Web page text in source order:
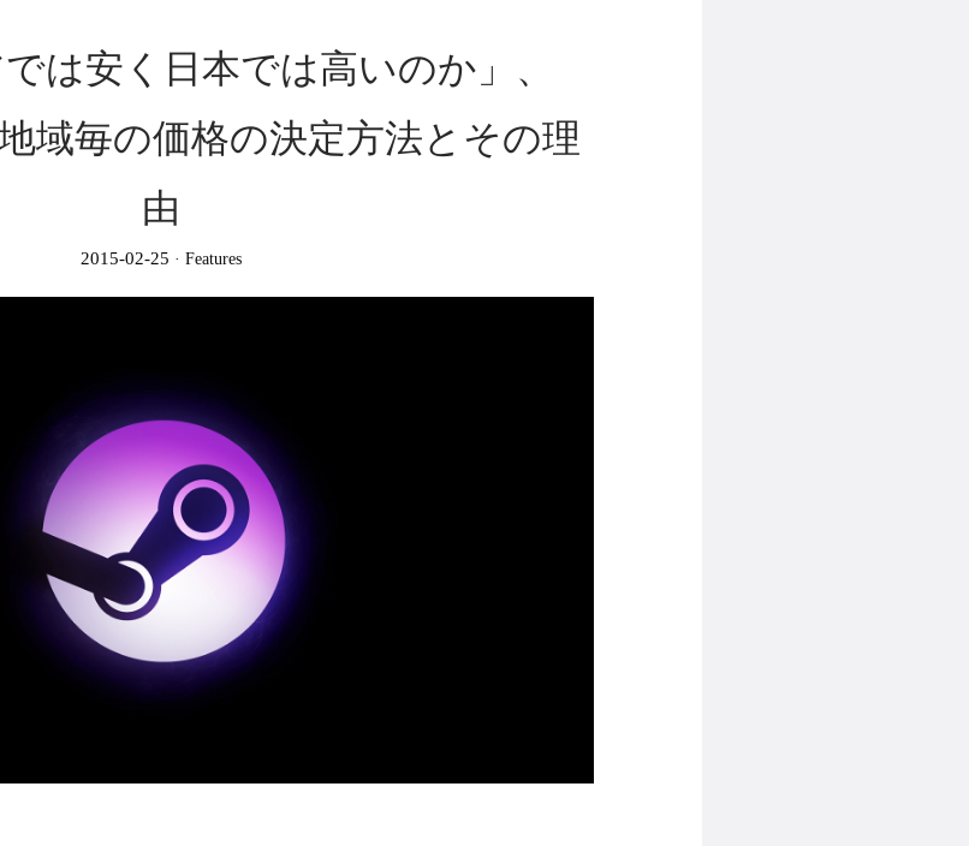
は安く日本では高いのか」、
域毎の価格の決定方法とその理
由
2015-02-25 Features